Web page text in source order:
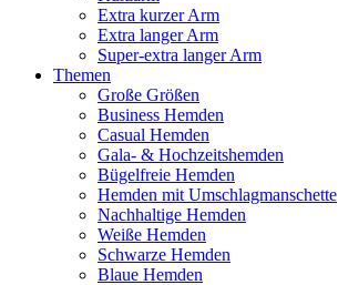
Extra kurzer Arm
Extra langer Arm
Super-extra langer Arm
Themen
Große Größen
Business Hemden
Casual Hemden
Gala- & Hochzeitshemden
Bügelfreie Hemden
Hemden mit Umschlagmanschette
Nachhaltige Hemden
Weiße Hemden
Schwarze Hemden
Blaue Hemden